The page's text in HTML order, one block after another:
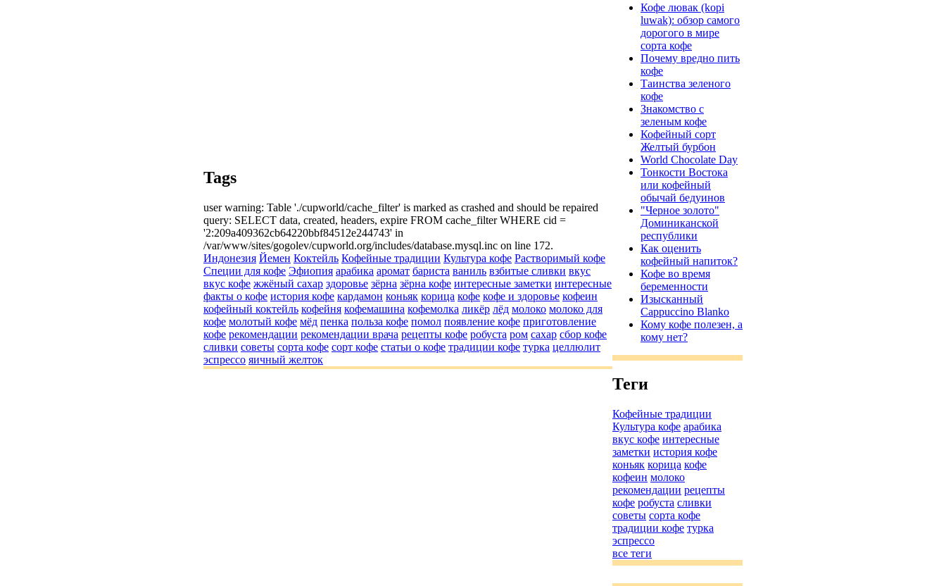
Tags
user warning: Table './cupworld/cache_filter' is marked as crashed and should be repaired
query: SELECT data, created, headers, expire FROM cache_filter WHERE cid =
'2:209a409362cb64220bbf84512e244743' in
/var/www/sites/gogolev/cupworld.org/includes/database.mysql.inc on line 172.
Индонезия Йемен Коктейль Кофейные традиции Культура кофе Растворимый кофе
Специи для кофе Эфиопия арабика аромат бариста ваниль взбитые сливки вкус
вкус кофе жжёный сахар здоровье зёрна зёрна кофе интересные заметки интересные
факты о кофе история кофе кардамон коньяк корица кофе кофе и здоровье кофеин
кофейный коктейль кофейня кофемашина кофемолка ликёр лёд молоко молоко для
кофе молотый кофе мёд пенка польза кофе помол появление кофе приготовление
кофе рекомендации рекомендации врача рецепты кофе робуста ром сахар сбор кофе
сливки советы сорта кофе сорт кофе статьи о кофе традиции кофе турка целлюлит
эспрессо яичный желток
Кофе лювак (kopi
luwak): обзор самого
дорогого в мире
сорта кофе
Почему вредно пить
кофе
Таинства зеленого
кофе
Знакомство с
зеленым кофе
Кофейный сорт
Желтый бурбон
World Chocolate Day
Тонкости Востока
или кофейный
обычай бедуинов
"Черное золото"
Доминиканской
республики
Как оценить
кофейный напиток?
Кофе во время
беременности
Изысканный
Cappuccino Blanko
Кому кофе полезен, а
кому нет?
Теги
Кофейные традиции
Культура кофе арабика
вкус кофе интересные
заметки история кофе
коньяк корица кофе
кофеин молоко
рекомендации рецепты
кофе робуста сливки
советы сорта кофе
традиции кофе турка
эспрессо
все теги